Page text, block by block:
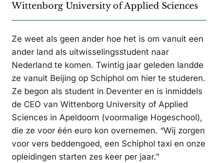
Wittenborg University of Applied Sciences
Ze weet als geen ander hoe het is om vanuit een
ander land als uitwisselingsstudent naar
Nederland te komen. Twintig jaar geleden landde
ze vanuit Beijing op Schiphol om hier te studeren.
Ze begon als student in Deventer en is inmiddels
de CEO van Wittenborg University of Applied
Sciences in Apeldoorn (voormalige Hogeschool),
die ze voor één euro kon overnemen. “Wij zorgen
voor vers beddengoed, een Schiphol taxi en onze
opleidingen starten zes keer per jaar.”